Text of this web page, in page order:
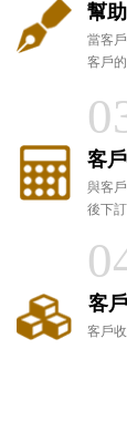
幫
當客
客戶
客
與客
後下
客
客戶